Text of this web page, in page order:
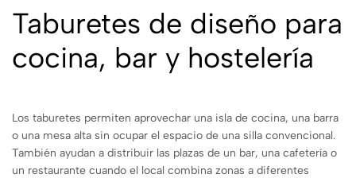
Taburetes de diseño para
cocina, bar y hostelería
Los taburetes permiten aprovechar una isla de cocina, una barra
o una mesa alta sin ocupar el espacio de una silla convencional.
También ayudan a distribuir las plazas de un bar, una cafetería o
un restaurante cuando el local combina zonas a diferentes